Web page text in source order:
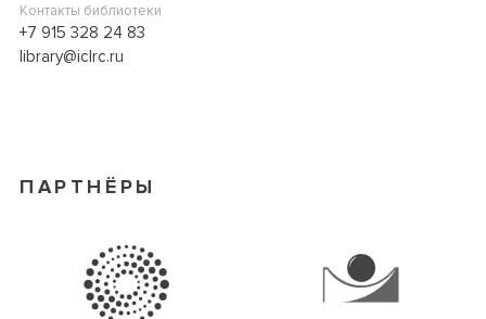
Контакты библиотеки
+7 915 328 24 83
library@iclrc.ru
ПАРТНЁРЫ